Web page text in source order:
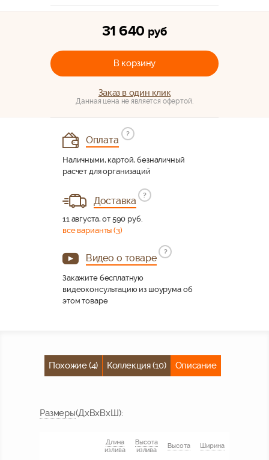
31 640 руб
В корзину
Заказ в один клик
Данная цена не является офертой.
Оплата
?
Наличными, картой, безналичный
расчет для организаций
Доставка
?
11 августа, от 590 руб.
все варианты (3)
Видео о товаре
?
Закажите бесплатную
видеоконсультацию из шоурума об
этом товаре
Похожие (4) Коллекция (10) Описание
Размеры(ДхВхВхШ):
Длина
излива
Высота
излива
Высота Ширина